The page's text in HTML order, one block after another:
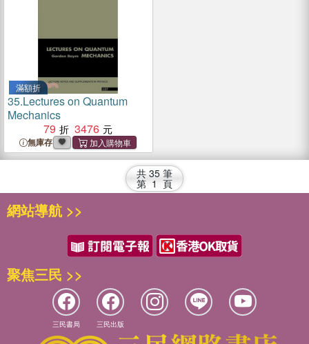
滿額折
35.Lectures on Quantum
Mechanics
79
3476
無庫存
共 35 筆
第 1 頁
網站導航 >>
聚焦三民 >>
三民書局 三民出版